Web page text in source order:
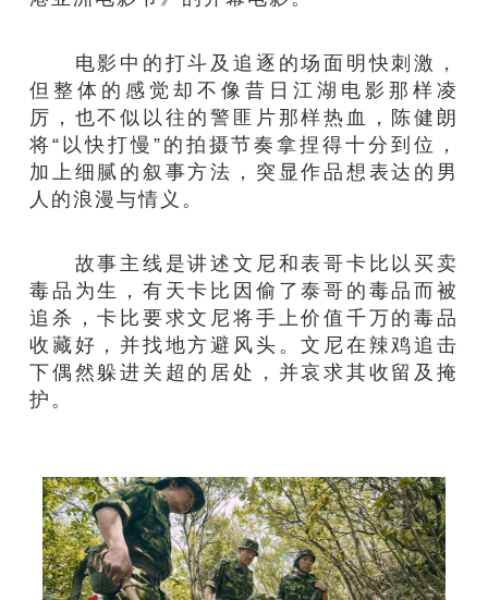
电影中的打斗及追逐的场面明快刺激，
但整体的感觉却不像昔日江湖电影那样凌
厉，也不似以往的警匪片那样热血，陈健朗
将“以快打慢”的拍摄节奏拿捏得十分到位，
加上细腻的叙事方法，突显作品想表达的男
人的浪漫与情义。
故事主线是讲述文尼和表哥卡比以买卖
毒品为生，有天卡比因偷了泰哥的毒品而被
追杀，卡比要求文尼将手上价值千万的毒品
收藏好，并找地方避风头。文尼在辣鸡追击
下偶然躲进关超的居处，并哀求其收留及掩
护。